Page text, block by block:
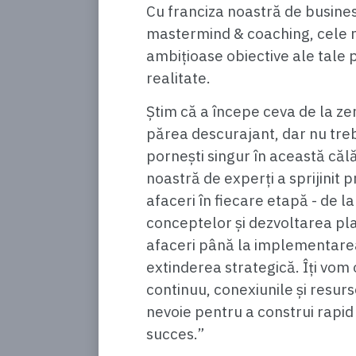
Cu franciza noastră de
mastermind & coaching, cele
ambițioase obiective ale tale
realitate.
Știm că a începe ceva de la
părea descurajant, dar nu
pornești singur în această
noastră de experți a sprijinit
afaceri în fiecare etapă - de
conceptelor și dezvoltarea
afaceri până la
extinderea strategică. Îți vom
continuu, conexiunile și
nevoie pentru a construi
succes.”